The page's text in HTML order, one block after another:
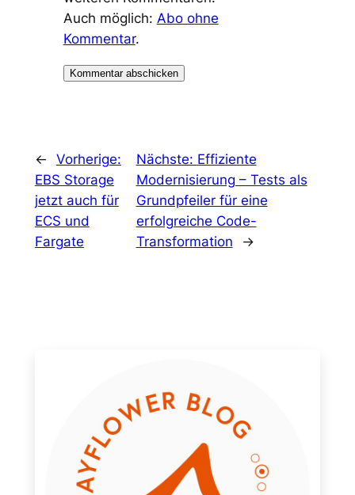
Auch möglich: Abo ohne
Kommentar.
← Vorherige:
EBS Storage
jetzt auch für
ECS und
Fargate
Nächste: Effiziente
Modernisierung – Tests als
Grundpfeiler für eine
erfolgreiche Code-
Transformation
→